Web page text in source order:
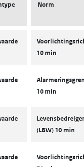
Norm
10 min
10 min
(LBW) 10 min